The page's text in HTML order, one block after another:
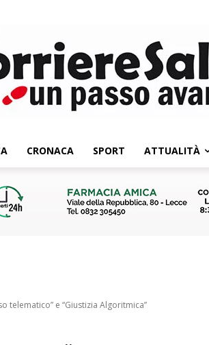
CRONACA SPORT ATTUALITÀ
telematico” e “Giustizia Algoritmica”